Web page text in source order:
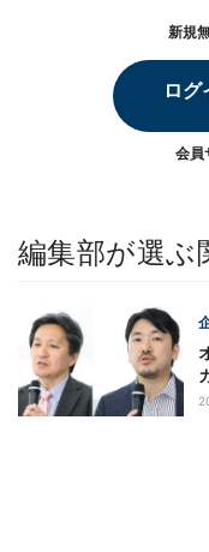
新規
ロ
会員
編集部が選ぶ